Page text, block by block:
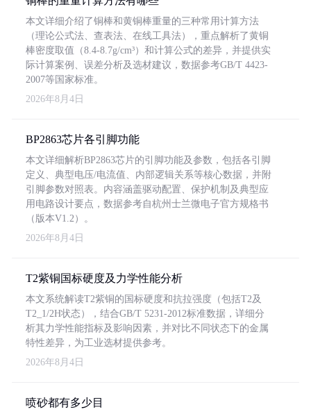
本文详细介绍了铜棒和黄铜棒重量的三种常用计算方法
（理论公式法、查表法、在线工具法），重点解析了黄铜
棒密度取值（8.4-8.7g/cm³）和计算公式的差异，并提供实
际计算案例、误差分析及选材建议，数据参考GB/T 4423-
2007等国家标准。
2026年8月4日
BP2863芯片各引脚功能
本文详细解析BP2863芯片的引脚功能及参数，包括各引脚
定义、典型电压/电流值、内部逻辑关系等核心数据，并附
引脚参数对照表。内容涵盖驱动配置、保护机制及典型应
用电路设计要点，数据参考自杭州士兰微电子官方规格书
（版本V1.2）。
2026年8月4日
T2紫铜国标硬度及力学性能分析
本文系统解读T2紫铜的国标硬度和抗拉强度（包括T2及
T2_1/2H状态），结合GB/T 5231-2012标准数据，详细分
析其力学性能指标及影响因素，并对比不同状态下的金属
特性差异，为工业选材提供参考。
2026年8月4日
喷砂都有多少目